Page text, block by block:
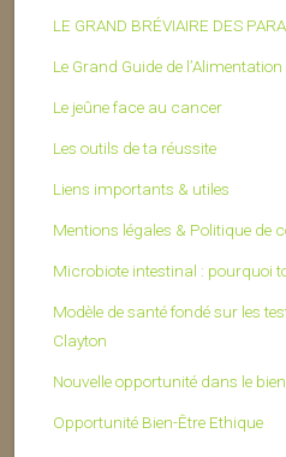
LE GRAND BRÉVIAIRE DES
Le Grand Guide de
Le jeûne face au cancer
Les outils de ta réussite
Liens importants & utiles
Mentions légales & Politique de
Microbiote intestinal : pourquoi
Modèle de santé fondé sur les
Clayton
Nouvelle opportunité dans le
Opportunité Bien-Être Ethique